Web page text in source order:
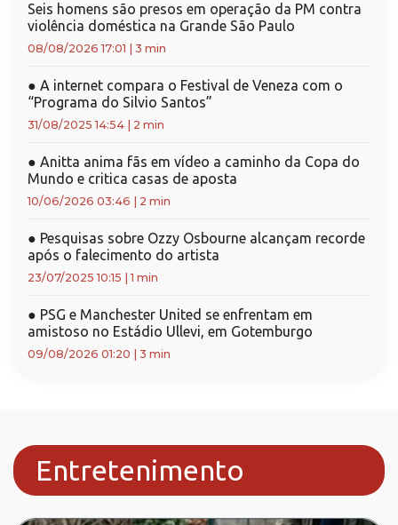
Seis homens são presos em operação da PM contra
violência doméstica na Grande São Paulo
08/08/2026 17:01 3 min
● A internet compara o Festival de Veneza com o
“Programa do Silvio Santos”
31/08/2025 14:54 2 min
● Anitta anima fãs em vídeo a caminho da Copa do
Mundo e critica casas de aposta
10/06/2026 03:46 2 min
● Pesquisas sobre Ozzy Osbourne alcançam recorde
após o falecimento do artista
23/07/2025 10:15 |1 min
● PSG e Manchester United se enfrentam em
amistoso no Estádio Ullevi, em Gotemburgo
09/08/2026 01:20 3 min
Entretenimento